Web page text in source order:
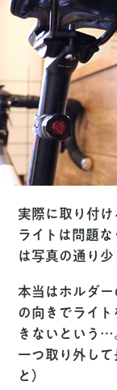
実際に取り付
ライトは問題
は写真の通り少
本当はホルダ
の向きでライ
きないという…
一つ取り外し
と）